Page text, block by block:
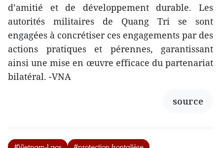
d’amitié et de développement durable. Les
autorités militaires de Quang Tri se sont
engagées à concrétiser ces engagements par des
actions pratiques et pérennes, garantissant
ainsi une mise en œuvre efficace du partenariat
bilatéral. -VNA
source